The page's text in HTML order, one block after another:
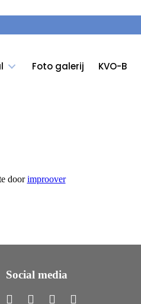
Foto galerij KVO-B
doorimproover
Social media